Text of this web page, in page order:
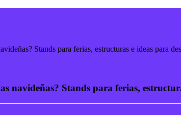
Stands para ferias, estructuras e ideas para
navideñas? Stands para ferias,